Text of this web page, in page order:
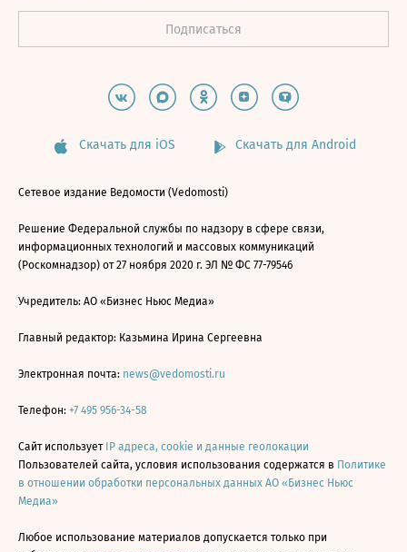
Скачать для iOS Скачать для Android
Сетевое издание Ведомости (Vedomosti)
Решение Федеральной службы по надзору в сфере связи,
информационных технологий и массовых коммуникаций
(Роскомнадзор) от 27 ноября 2020 г. ЭЛ № ФС 77-79546
Учредитель: АО «Бизнес Ньюс Медиа»
Главный редактор: Казьмина Ирина Сергеевна
Электронная почта: news@vedomosti.ru
Телефон: +7 495 956-34-58
Сайт использует IP адреса, cookie и данные геолокации
Пользователей сайта, условия использования содержатся в Политике
в отношении обработки персональных данных АО «Бизнес Ньюс
Медиа»
Любое использование материалов допускается только при